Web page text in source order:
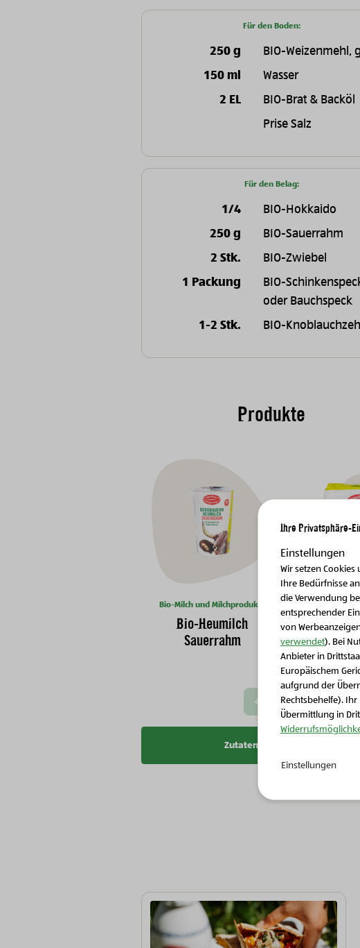
Für den Boden:
250 g
BIO-Weizenmehl,
150 ml
Wasser
2 EL
BIO-Brat & Backöl
Prise Salz
Für den Belag:
1/4
BIO-Hokkaido
250 g
BIO-Sauerrahm
2 Stk.
BIO-Zwiebel
1 Packung
BIO-
oder Bauchspeck
1-2 Stk.
BIO-
Produkte
Bio-Milch und Milchprodukte
Bio-Heumilch
Sauerrahm
Bio-
Bio-
Vorherige Slide
Nächste Slide
Zutatenliste kopieren
Ihre Privatsphäre-
Einstellungen
Wir setzen
Ihre Bedürfnisse
die Verwendung
entsprechender
von
verwendet). Bei
Anbieter in
Europäischem
aufgrund der
Rechtsbehelfe). Ihr
Übermittlung in
Einstellungen